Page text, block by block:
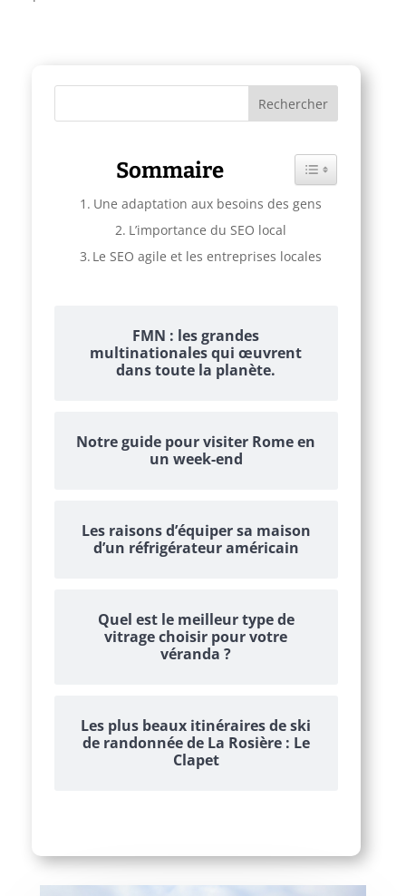
Sommaire Toggle Table of
Une adaptation aux besoins des gens
L’importance du SEO local
Le SEO agile et les entreprises locales
FMN : les grandes
multinationales qui œuvrent
dans toute la planète.
Notre guide pour visiter Rome en
un week-end
Les raisons d’équiper sa maison
d’un réfrigérateur américain
Quel est le meilleur type de
vitrage choisir pour votre
véranda ?
Les plus beaux itinéraires de ski
de randonnée de La Rosière : Le
Clapet